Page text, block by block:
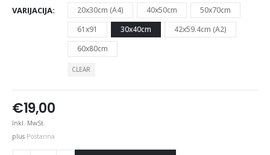
VARIJACIJA 20x30cm (A4) 40x50cm
50x70cm
61x91
30x40cm
42x59.4cm (A2)
60x80cm
CLEAR
€19,00
Inkl. MwSt.
plus Postarina